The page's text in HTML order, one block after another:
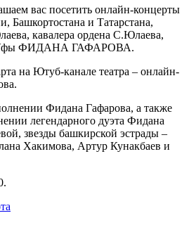
вас посетить онлайн-концерты
Башкортостана и Татарстана,
кавалера ордена С.Юлаева,
Уфы ФИДАНА ГАФАРОВА.
на Ютуб-канале театра – онлайн-
Фидана Гафарова, а также
легендарного дуэта Фидана
звезды башкирской эстрады –
Хакимова, Артур Кунакбаев и